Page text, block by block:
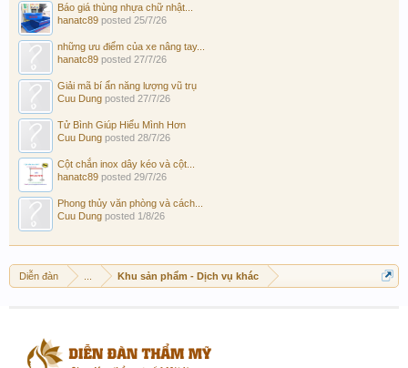
Báo giá thùng nhựa chữ nhật...
hanatc89 posted 25/7/26
những ưu điểm của xe nâng tay...
hanatc89 posted 27/7/26
Giải mã bí ẩn năng lượng vũ trụ
Cuu Dung posted 27/7/26
Tử Bình Giúp Hiểu Mình Hơn
Cuu Dung posted 28/7/26
Cột chắn inox dây kéo và cột...
hanatc89 posted 29/7/26
Phong thủy văn phòng và cách...
Cuu Dung posted 1/8/26
Diễn đàn Khu sản phẩm - Dịch vụ khác